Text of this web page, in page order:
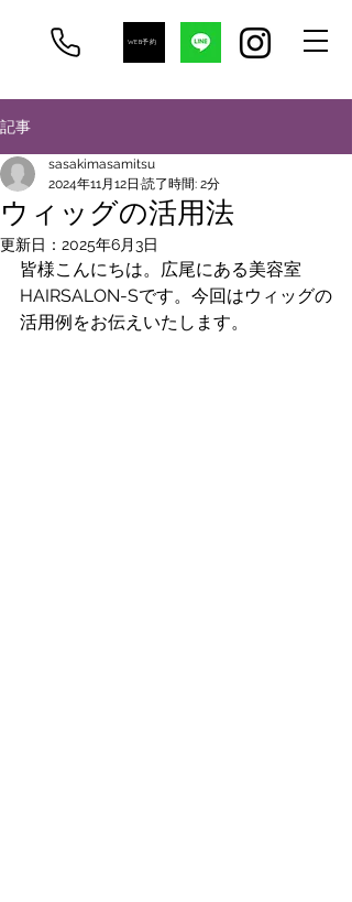
WEB予約
記事
ウィッグの活用法
sasakimasamitsu
2024年11月12日 読了時間: 2分
更新日： 2025年6月3日
皆様こんにちは。広尾にある美容室
HAIRSALON-Sです。今回はウィッグの
活用例をお伝えいたします。